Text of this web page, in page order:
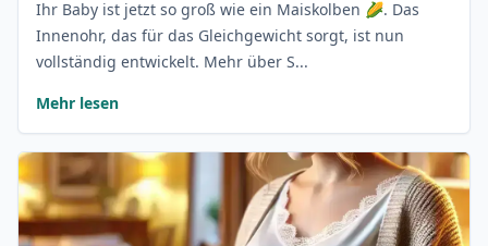
Ihr Baby ist jetzt so groß wie ein Maiskolben 🌽. Das
Innenohr, das für das Gleichgewicht sorgt, ist nun
vollständig entwickelt. Mehr über S...
Mehr lesen